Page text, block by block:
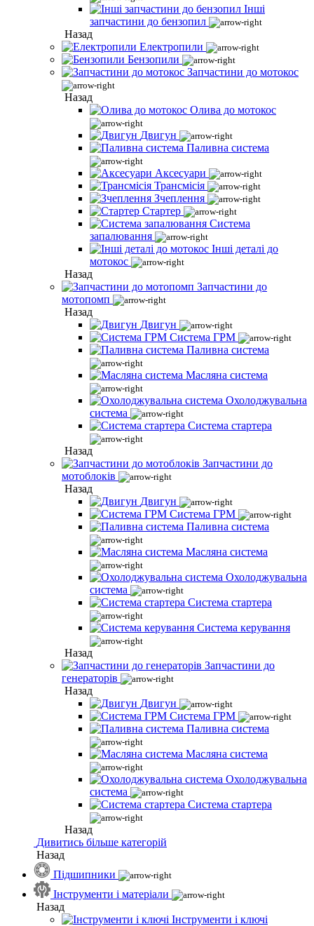
Інші
запчастини до бензопил
Назад
Електропили
Бензопили
Запчастини до мотокос
Назад
Олива до мотокос
Двигун
Паливна система
Аксесуари
Трансмісія
Зчеплення
Стартер
Система
запалювання
Інші деталі до
мотокос
Назад
Запчастини до
мотопомп
Назад
Двигун
Система ГРМ
Паливна система
Масляна система
Охолоджувальна
система
Система стартера
Назад
Запчастини до
мотоблоків
Назад
Двигун
Система ГРМ
Паливна система
Масляна система
Охолоджувальна
система
Система стартера
Система керування
Назад
Запчастини до
генераторів
Назад
Двигун
Система ГРМ
Паливна система
Масляна система
Охолоджувальна
система
Система стартера
Назад
Дивитись більше категорій
Назад
Підшипники
Інструменти і матеріали
Назад
Інструменти і ключі